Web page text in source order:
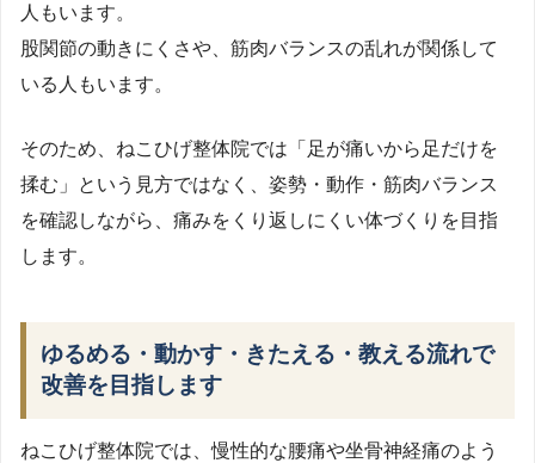
人もいます。
股関節の動きにくさや、筋肉バランスの乱れが関係して
いる人もいます。
そのため、ねこひげ整体院では「足が痛いから足だけを
揉む」という見方ではなく、姿勢・動作・筋肉バランス
を確認しながら、痛みをくり返しにくい体づくりを目指
します。
ゆるめる・動かす・きたえる・教える流れで
改善を目指します
ねこひげ整体院では、慢性的な腰痛や坐骨神経痛のよう